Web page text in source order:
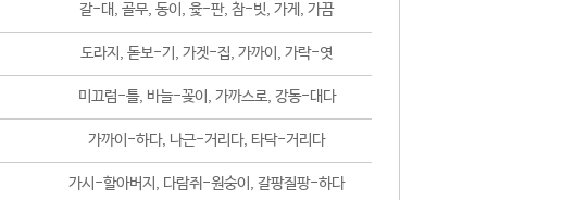
갈-대, 골무, 동이, 윷-판, 참-빗, 가게, 가끔
도라지, 돋보-기, 가겟-집, 가까이, 가락-엿
미끄럼-틀, 바늘-꽂이, 가까스로, 강동-대다
가까이-하다, 나근-거리다, 타닥-거리다
가시-할아버지, 다람쥐-원숭이, 갈팡질팡-하다